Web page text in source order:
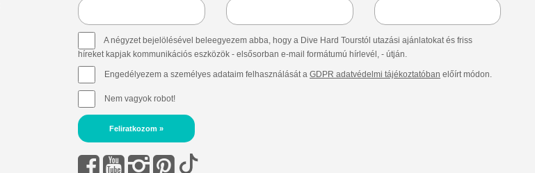
A négyzet bejelölésével beleegyezem abba, hogy a Dive Hard Tourstól utazási ajánlatokat és friss
híreket kapjak kommunikációs eszközök - elsősorban e-mail formátumú hírlevél, - útján.
Engedélyezem a személyes adataim felhasználását a GDPR adatvédelmi tájékoztatóban előírt módon.
Nem vagyok robot!
Feliratkozom »